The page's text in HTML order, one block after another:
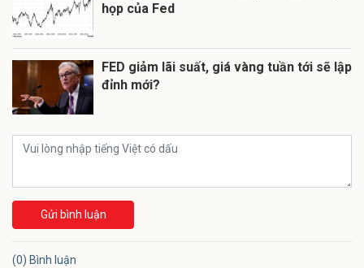
họp của Fed
FED giảm lãi suất, giá vàng tuần tới sẽ lập
đỉnh mới?
Gửi bình luận
(0) Bình luận